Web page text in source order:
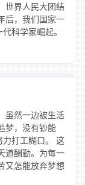
世界人民大团结
后，我们国家一
科学家崛起。
虽然一边被生活
梦，没有钞能
力打工糊口。 这
道酬勤。为每一
又怎能放弃梦想